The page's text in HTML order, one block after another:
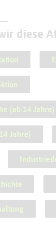
diese
(ab 14 Jahre)
Jahre)